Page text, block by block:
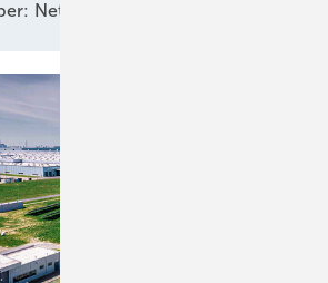
Netzbetreiber sollten für Ausfall